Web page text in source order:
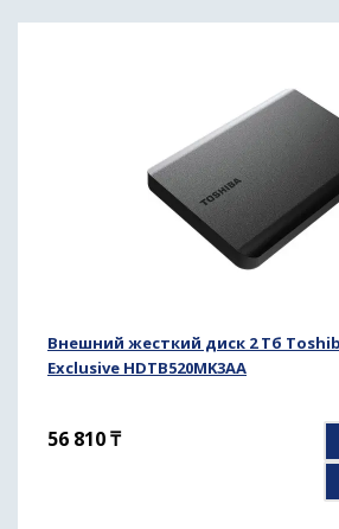
Внешний жесткий диск 2 Тб
Exclusive HDTB520MK3AA
56 810₸